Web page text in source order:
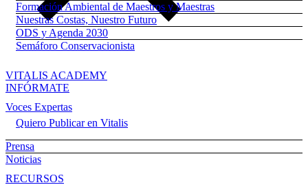
Formación Ambiental de Maestros y Maestras
Nuestras Costas, Nuestro Futuro
ODS y Agenda 2030
Semáforo Conservacionista
VITALIS ACADEMY
INFÓRMATE
Voces Expertas
Quiero Publicar en Vitalis
Prensa
Noticias
RECURSOS